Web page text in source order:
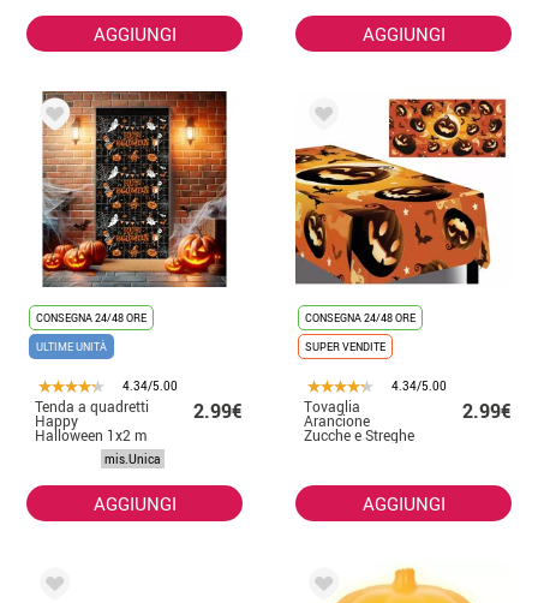
AGGIUNGI AGGIUNGI
CONSEGNA 24/48 ORE
ULTIME UNITÀ
4.34/5.00
Tenda a quadretti
Happy
Halloween 1x2 m
2.99€
mis.Unica
AGGIUNGI
CONSEGNA 24/48 ORE
SUPER VENDITE
4.34/5.00
Tovaglia
Arancione
Zucche e Streghe
2.99€
AGGIUNGI